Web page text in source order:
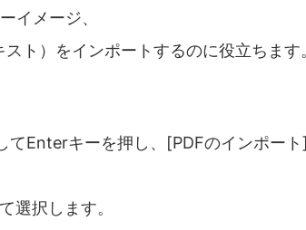
イメージ、
ト）をインポートするのに役立ちます
てEnterキーを押し、[PDFのインポー
選択します。